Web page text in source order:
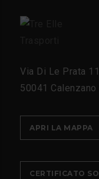
Via Di Le Prata
50041 Calenzano
APRI LA MAPPA
CERTIFICATO